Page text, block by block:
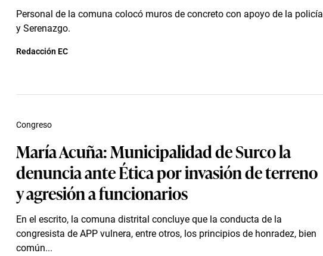
Personal de la comuna colocó muros de concreto con apoyo de la policía
y Serenazgo.
Redacción EC
María Acuña: Municipalidad de Surco la
denuncia ante Ética por invasión de terreno
y agresión a funcionarios
En el escrito, la comuna distrital concluye que la conducta de la
congresista de APP vulnera, entre otros, los principios de honradez, bien
común...
Congreso